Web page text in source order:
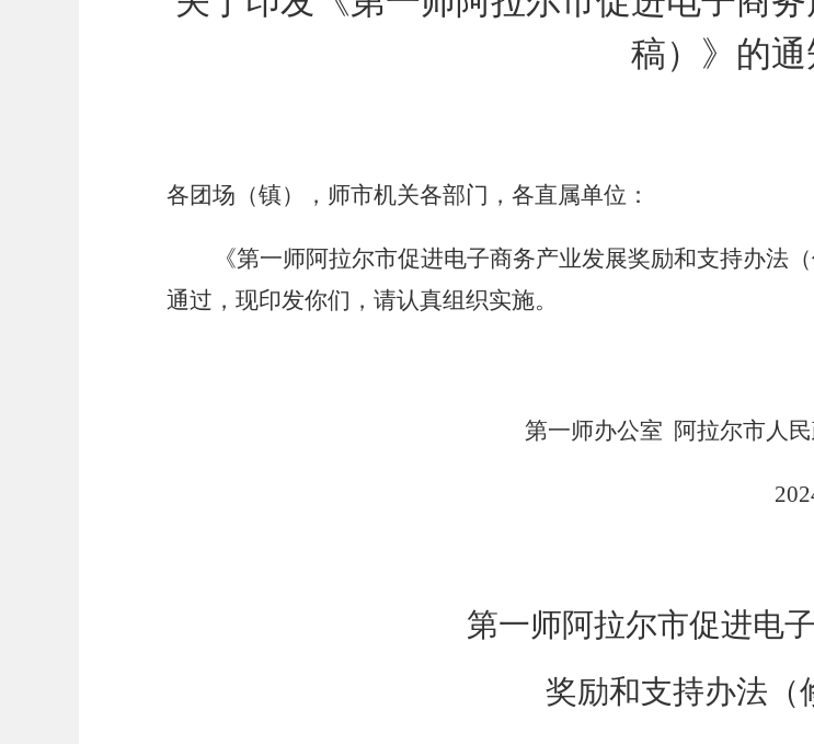
稿）》的通
各团场（镇） ， 师市机关各部门，各直属单位：
《第一师阿拉尔市促进电子商务产业发展奖励和支持办法
通过，现印发你们，请认真组织实施。
第一师办公室 阿拉尔市人
第一师阿拉尔市促进电
奖励和支持办法